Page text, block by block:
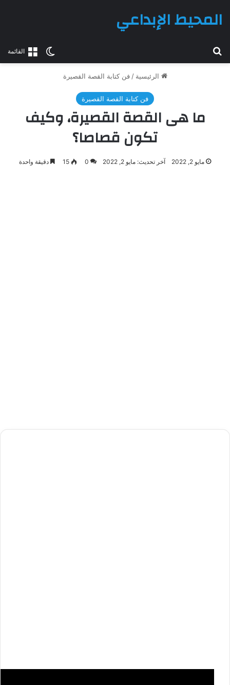
القائمةالوضع
المحيط الإبداعي
الرئيسية / فن كتابة القصة القصيرة
فن كتابة القصة القصيرة
ما هى القصة القصيرة، وكيف
تكون قصاصا؟
مايو 2, 2022 آخر تحديث: مايو 2, 2022 0
15 دقيقة واحدة